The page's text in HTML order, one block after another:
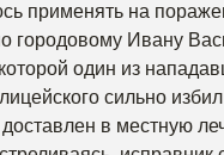
применять на
городовому Ивану
один из
сильно
в местную